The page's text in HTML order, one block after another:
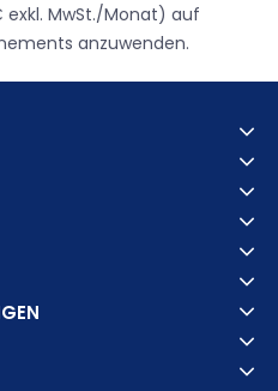
MwSt./Monat) auf
anzuwenden.